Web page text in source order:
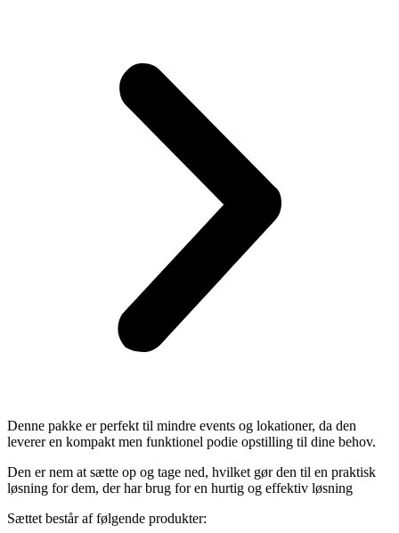
Denne pakke er perfekt til mindre events og lokationer, da den
leverer en kompakt men funktionel podie opstilling til dine behov.
Den er nem at sætte op og tage ned, hvilket gør den til en praktisk
løsning for dem, der har brug for en hurtig og effektiv løsning
Sættet består af følgende produkter: